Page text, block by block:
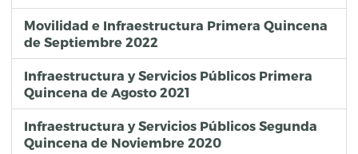
Movilidad e Infraestructura Primera Quincena
de Septiembre 2022
Infraestructura y Servicios Públicos Primera
Quincena de Agosto 2021
Infraestructura y Servicios Públicos Segunda
Quincena de Noviembre 2020